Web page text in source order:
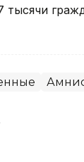
тысячи